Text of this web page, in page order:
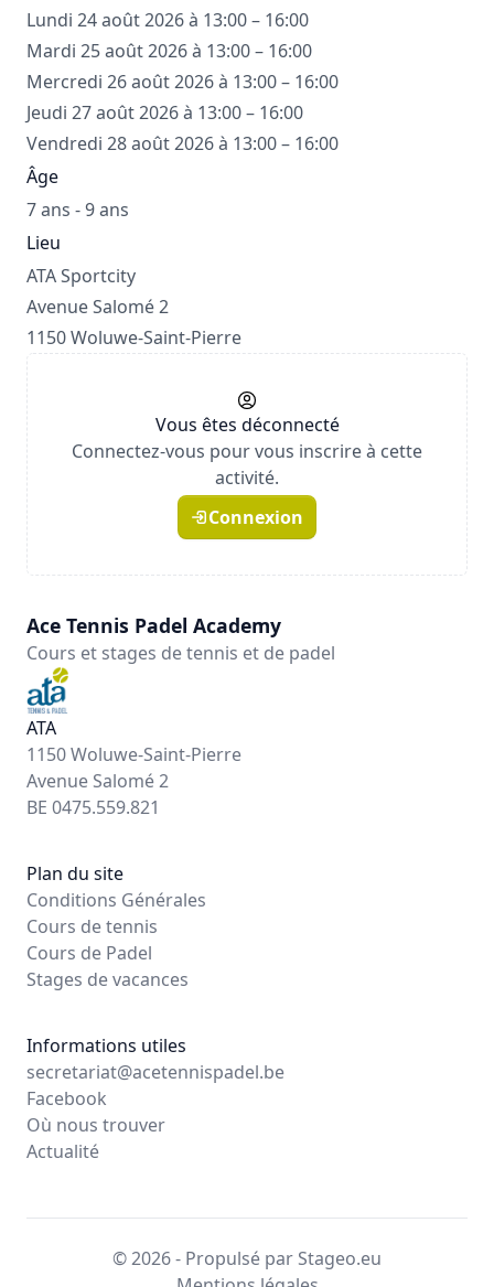
Lundi 24 août 2026 à 13:00 – 16:00
Mardi 25 août 2026 à 13:00 – 16:00
Mercredi 26 août 2026 à 13:00 – 16:00
Jeudi 27 août 2026 à 13:00 – 16:00
Vendredi 28 août 2026 à 13:00 – 16:00
Âge
7 ans - 9 ans
Lieu
ATA Sportcity
Avenue Salomé 2
1150 Woluwe-Saint-Pierre
Vous êtes déconnecté
Connectez-vous pour vous inscrire à cette
activité.
Connexion
Ace Tennis Padel Academy
Cours et stages de tennis et de padel
ATA
1150 Woluwe-Saint-Pierre
Avenue Salomé 2
BE 0475.559.821
Plan du site
Conditions Générales
Cours de tennis
Cours de Padel
Stages de vacances
Informations utiles
secretariat@acetennispadel.be
Facebook
Où nous trouver
Actualité
© 2026 - Propulsé par Stageo.eu